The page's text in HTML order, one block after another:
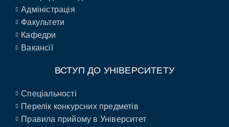
Адміністрація
Факультети
Кафедри
Вакансії
ВСТУП ДО УНІВЕРСИТЕТУ
Спеціальності
Перелік конкурсних предметів
Правила прийому в Університет